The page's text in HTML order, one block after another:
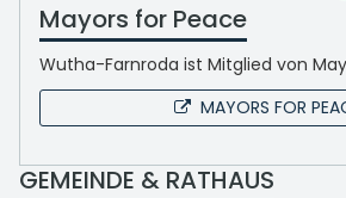
Mayors for Peace
Wutha-Farnroda ist Mitglied von
MAYORS FOR
GEMEINDE & RATHAUS